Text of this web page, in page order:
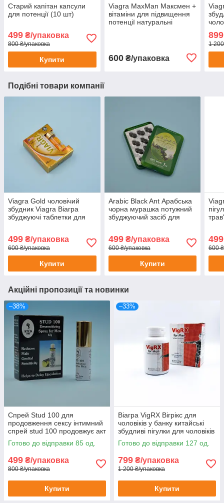
Старий капітан капсули
для потенції (10 шт)
499 ₴/упаковка
800 ₴/упаковка
Купити
Viagra MaxMan Максмен +
вітаміни для підвищення
потенції натуральні
600₴/упаковка
899
1
Подібні товари компанії
Viagra Gold чоловічий
збудник Viagra Віагра
збуджуючі таблетки для
499 ₴/упаковка
600 ₴/упаковка
Купити
Arabic Black Ant Арабська
чорна мурашка потужний
збуджуючий засіб для
499₴/упаковка
600 ₴/упаковка
Купити
499
600
Акційні пропозиції та новинки
–38%
Спрей Stud 100 для
продовження сексу інтимний
спрей stud 100 продовжує акт
препарати для потенції
Готово до відправки 85 од.
499 ₴/упаковка
800 ₴/упаковка
Купити
–33%
Віагра VigRХ Вігрікс для
чоловіків у банку китайські
збудливі пігулки для чоловіків
трав'яна viagra 60шт
Готово до відправки 127 од.
799 ₴/упаковка
1 200 ₴/упаковка
Купити